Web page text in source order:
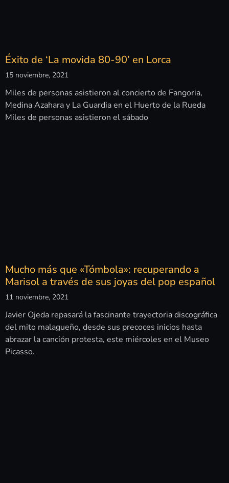
Éxito de ‘La movida 80-90’ en Lorca
15 noviembre, 2021
Miles de personas asistieron al concierto de Fangoria,
Medina Azahara y La Guardia en el Huerto de la Rueda
Miles de personas asistieron el sábado
Mucho más que «Tómbola»: recuperando a
Marisol a través de sus joyas del pop español
11 noviembre, 2021
Javier Ojeda repasará la fascinante trayectoria discográfica
del mito malagueño, desde sus precoces inicios hasta
abrazar la canción protesta, este miércoles en el Museo
Picasso.